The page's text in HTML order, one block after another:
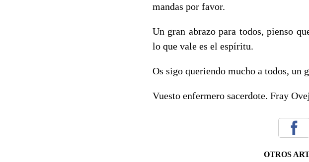
mandas por favor.
Un gran abrazo para todos, pienso
lo que vale es el espíritu.
Os sigo queriendo mucho a todos, un
Vuesto enfermero sacerdote. Fray
OTROS